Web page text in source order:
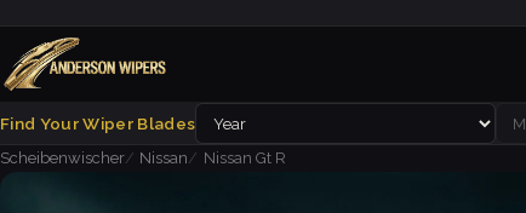
Find Your Wiper Blades
Scheibenwischer
Nissan Nissan Gt R